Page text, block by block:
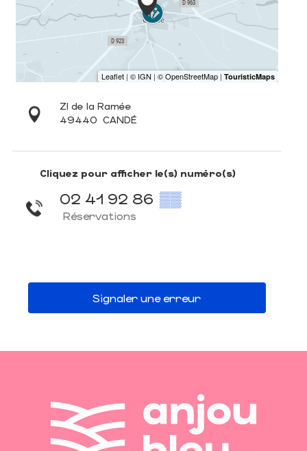
ZI de la Ramée
49440 CANDÉ
Cliquez pour afficher le(s) numéro(s)
02 41 92 86 ▒▒
Réservations
Signaler une erreur